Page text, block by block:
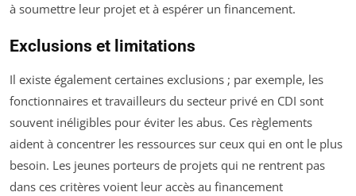
à soumettre leur projet et à espérer un financement.
Exclusions et limitations
Il existe également certaines exclusions ; par exemple, les
fonctionnaires et travailleurs du secteur privé en CDI sont
souvent inéligibles pour éviter les abus. Ces règlements
aident à concentrer les ressources sur ceux qui en ont le plus
besoin. Les jeunes porteurs de projets qui ne rentrent pas
dans ces critères voient leur accès au financement